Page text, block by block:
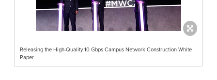
Releasing the High-Quality 10 Gbps Campus Network Construction White
Paper